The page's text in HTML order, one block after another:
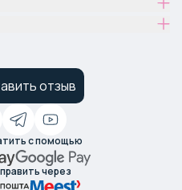
отзыв
с помощью
через